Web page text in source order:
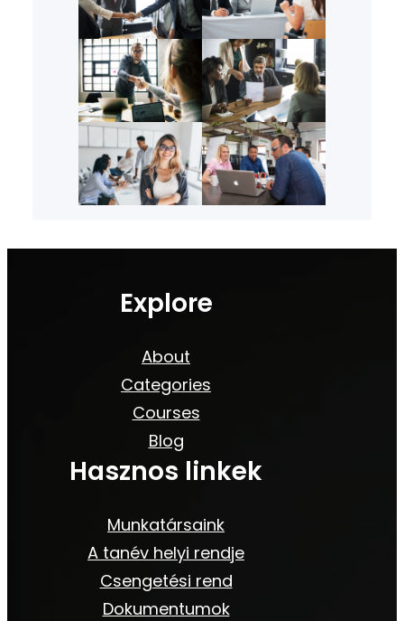
Explore
About
Categories
Courses
Blog
Hasznos linkek
Munkatársaink
A tanév helyi rendje
Csengetési rend
Dokumentumok